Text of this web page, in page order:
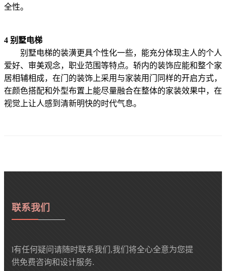
全性。
4 别墅电梯
别墅电梯的装潢更具个性化一些，能充分体现主人的个人
爱好、审美观念，职业范围等特点。轿内的装饰应能和整个家
居相辅相成，在门的装饰上采用与家装用门同样的开启方式，
在颜色搭配和外型布置上能尽量融合在整体的家装效果中，在
视觉上让人感到清新明快的时代气息。
联系我们
l有任何疑问请随时联系我们,我们将全心全意为您提
供免费咨询和设计服务.